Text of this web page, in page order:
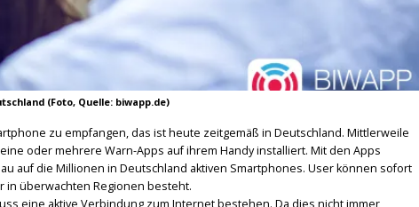
(Foto, Quelle: biwapp.de)
zu empfangen, das ist heute zeitgemäß in Deutschland. Mittlerweile
oder mehrere Warn-Apps auf ihrem Handy installiert. Mit den Apps
auf die Millionen in Deutschland aktiven Smartphones. User können sofort
in überwachten Regionen besteht.
eine aktive Verbindung zum Internet bestehen. Da dies nicht immer